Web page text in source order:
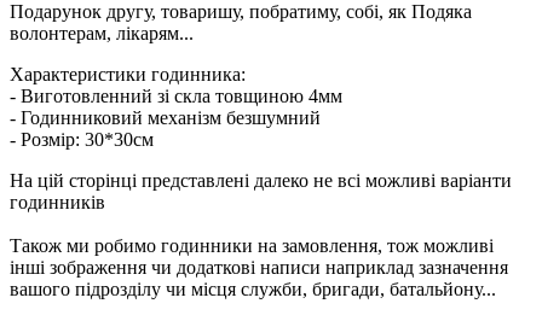
Подарунок другу, товаришу, побратиму, собі, як Подяка
волонтерам, лікарям...
Характеристики годинника:
- Виготовленний зі скла товщиною 4мм
- Годинниковий механізм безшумний
- Розмір: 30*30см
На цій сторінці представлені далеко не всі можливі варіанти
годинників
Також ми робимо годинники на замовлення, тож можливі
інші зображення чи додаткові написи наприклад зазначення
вашого підрозділу чи місця служби, бригади, батальйону...